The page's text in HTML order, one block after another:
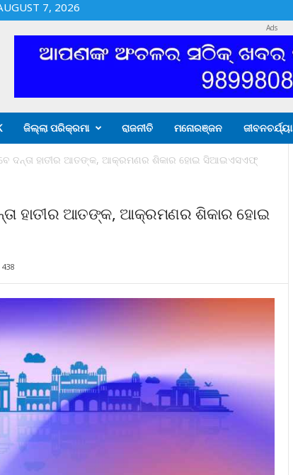
7, 2026
Ads
ଜିଲ୍ଲା ପରିକ୍ରମା ରାଜନୀତି ମନୋରଞ୍ଜନ ଜୀବନଚର୍ଯ୍ୟା
ଦନ୍ତା ହାତୀର ଆତଙ୍କ, ଆକ୍ରମଣର ଶିକାର ହୋଇ ସିଆଇଏସଏଫ୍
ହାତୀର ଆତଙ୍କ, ଆକ୍ରମଣର ଶିକାର ହୋଇ
438